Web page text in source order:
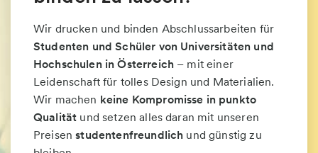
Wir drucken und binden Abschlussarbeiten für
Studenten und Schüler von Universitäten und
Hochschulen in Österreich – mit einer
Leidenschaft für tolles Design und Materialien.
Wir machen keine Kompromisse in punkto
Qualität und setzen alles daran mit unseren
Preisenstudentenfreundlich und günstig zu